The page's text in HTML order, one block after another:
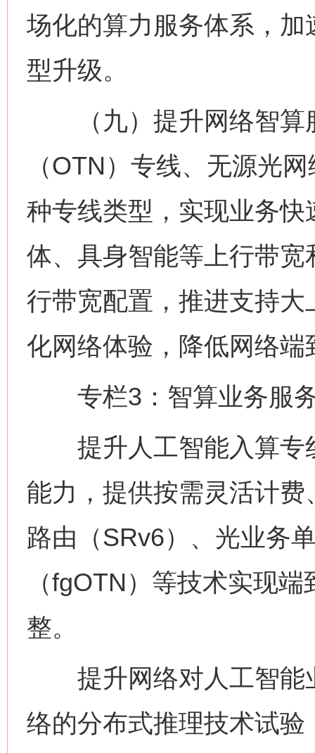
场化的算力服务体系，
型升级。
（九）提升网络智算
（OTN）专线、无源光
种专线类型，实现业务
体、具身智能等上行带
行带宽配置，推进支持
化网络体验，降低网络端
专栏3：智算业务服务
提升人工智能入算专
能力，提供按需灵活计
路由（SRv6）、光业务
（fgOTN）等技术实现
整。
提升网络对人工智能
络的分布式推理技术试